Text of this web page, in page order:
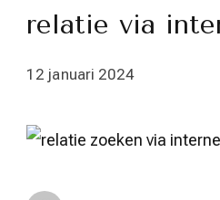
relatie via
12 januari 2024